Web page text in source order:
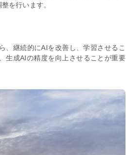
を行います。
、継続的にAIを改善し、学習させるこ
生成AIの精度を向上させることが重要